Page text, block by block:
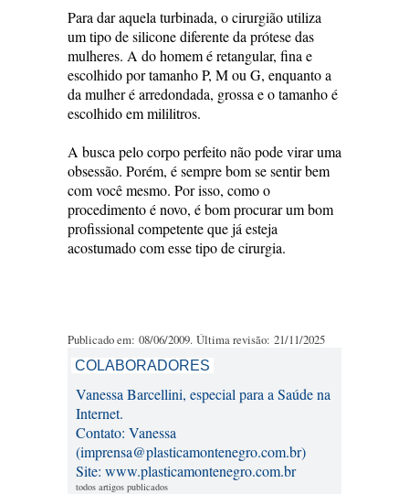
Para dar aquela turbinada, o cirurgião utiliza
um tipo de silicone diferente da prótese das
mulheres. A do homem é retangular, fina e
escolhido por tamanho P, M ou G, enquanto a
da mulher é arredondada, grossa e o tamanho é
escolhido em mililitros.
A busca pelo corpo perfeito não pode virar uma
obsessão. Porém, é sempre bom se sentir bem
com você mesmo. Por isso, como o
procedimento é novo, é bom procurar um bom
profissional competente que já esteja
acostumado com esse tipo de cirurgia.
Publicado em: 08/06/2009. Última revisão: 21/11/2025
COLABORADORES
Vanessa Barcellini, especial para a Saúde na
Internet.
Contato: Vanessa
(imprensa@plasticamontenegro.com.br)
Site: www.plasticamontenegro.com.br
todos artigos publicados